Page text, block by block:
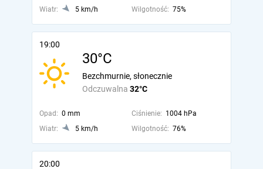
Wiatr:
5 km/h Wilgotność: 75%
19:00
30°C
Odczuwalna 32°C
Bezchmurnie, słonecznie
Opad: 0 mm Ciśnienie: 1004 hPa
Wiatr:
5 km/h Wilgotność: 76%
20:00